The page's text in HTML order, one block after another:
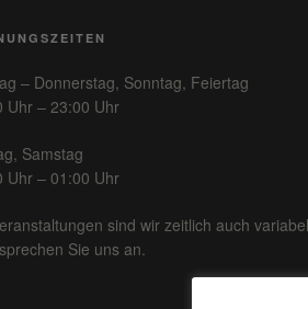
– Donnerstag, Sonntag, Feiertag
Uhr – 23:00 Uhr
Samstag
Uhr – 01:00 Uhr
sind wir zeitlich auch
Sie uns an.